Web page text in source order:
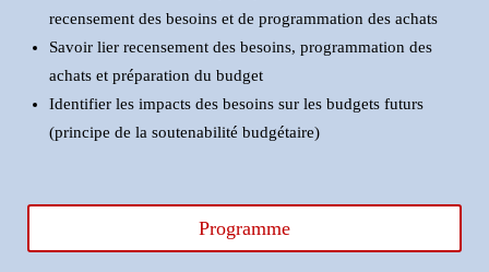
recensement des besoins et de programmation des achats
Savoir lier recensement des besoins, programmation des
achats et préparation du budget
Identifier les impacts des besoins sur les budgets futurs
(principe de la soutenabilité budgétaire)
Programme